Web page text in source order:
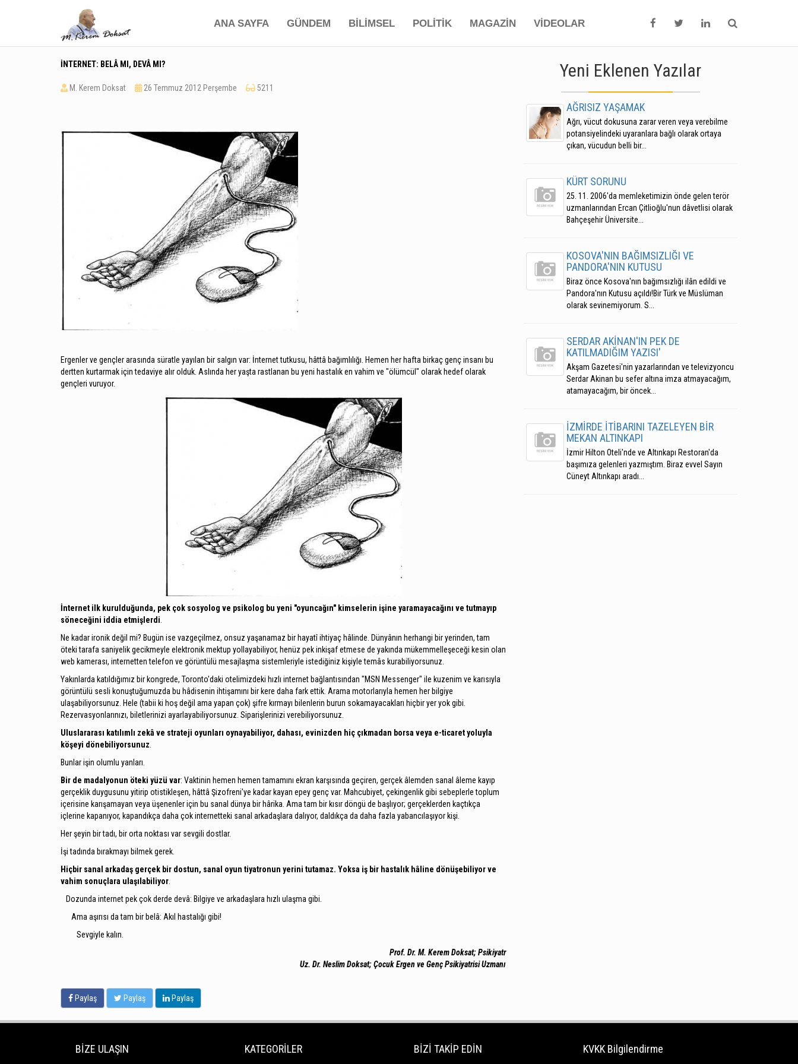
ANA SAYFA GÜNDEM BİLİMSEL POLİTİK MAGAZİN VİDEOLAR
İNTERNET: BELÂ MI, DEVÂ MI?
M. Kerem Doksat 26 Temmuz 2012 Perşembe 5211
Ergenler ve gençler arasında süratle yayılan bir salgın var: İnternet tutkusu, hâttâ bağımlılığı. Hemen her hafta birkaç genç insanı bu
dertten kurtarmak için tedaviye alır olduk. Aslında her yaşta rastlanan bu yeni hastalık en vahim ve "ölümcül" olarak hedef olarak
gençleri vuruyor.
İnternet ilk kurulduğunda, pek çok sosyolog ve psikolog bu yeni "oyuncağın" kimselerin işine yaramayacağını ve tutmayıp
söneceğini iddia etmişlerdi
Ne kadar ironik değil mi? Bugün ise vazgeçilmez, onsuz yaşanamaz bir hayatî ihtiyaç hâlinde. Dünyânın herhangi bir yerinden, tam
öteki tarafa saniyelik gecikmeyle elektronik mektup yollayabiliyor, henüz pek inkişaf etmese de yakında mükemmelleşeceği kesin olan
web kamerası, internetten telefon ve görüntülü mesajlaşma sistemleriyle istediğiniz kişiyle temâs kurabiliyorsunuz.
Yakınlarda katıldığımız bir kongrede, Toronto'daki otelimizdeki hızlı internet bağlantısından "MSN Messenger" ile kuzenim ve karısıyla
görüntülü sesli konuştuğumuzda bu hâdisenin ihtişamını bir kere daha fark ettik. Arama motorlarıyla hemen her bilgiye
ulaşabiliyorsunuz. Hele (tabii ki hoş değil ama yapan çok) şifre kırmayı bilenlerin burun sokamayacakları hiçbir yer yok gibi.
Rezervasyonlarınızı, biletlerinizi ayarlayabiliyorsunuz. Siparişlerinizi verebiliyorsunuz.
Uluslararası katılımlı zekâ ve strateji oyunları oynayabiliyor, dahası, evinizden hiç çıkmadan borsa veya e-ticaret yoluyla
köşeyi dönebiliyorsunuz
Bunlar işin olumlu yanları.
Bir de madalyonun öteki yüzü var: Vaktinin hemen hemen tamamını ekran karşısında geçiren, gerçek âlemden sanal âleme kayıp
gerçeklik duygusunu yitirip otistikleşen, hâttâ Şizofreni'ye kadar kayan epey genç var. Mahcubiyet, çekingenlik gibi sebeplerle toplum
içerisine karışamayan veya üşenenler için bu sanal dünya bir hârika. Ama tam bir kısır döngü de başlıyor; gerçeklerden kaçtıkça
içlerine kapanıyor, kapandıkça daha çok internetteki sanal arkadaşlara dalıyor, daldıkça da daha fazla yabancılaşıyor kişi.
Her şeyin bir tadı, bir orta noktası var sevgili dostlar.
İşi tadında bırakmayı bilmek gerek.
Hiçbir sanal arkadaş gerçek bir dostun, sanal oyun tiyatronun yerini tutamaz. Yoksa iş bir hastalık hâline dönüşebiliyor ve
vahim sonuçlara ulaşılabiliyor
Dozunda internet pek çok derde devâ: Bilgiye ve arkadaşlara hızlı ulaşma gibi.
Ama aşırısı da tam bir belâ: Akıl hastalığı gibi!
Sevgiyle kalın.
Prof. Dr. M. Kerem Doksat; Psikiyatr
Uz. Dr. Neslim Doksat; Çocuk Ergen ve Genç Psikiyatrisi Uzmanı
Paylaş Paylaş Paylaş
Yeni Eklenen Yazılar
AĞRISIZ YAŞAMAK
Ağrı, vücut dokusuna zarar veren veya verebilme
potansiyelindeki uyaranlara bağlı olarak ortaya
çıkan, vücudun belli bir...
KÜRT SORUNU
25. 11. 2006'da memleketimizin önde gelen terör
uzmanlarından Ercan Çitlioğlu'nun dâvetlisi olarak
Bahçeşehir Üniversite...
KOSOVA'NIN BAĞIMSIZLIĞI VE
PANDORA'NIN KUTUSU
Biraz önce Kosova'nın bağımsızlığı ilân edildi ve
Pandora'nın Kutusu açıldı!Bir Türk ve Müslüman
olarak sevinemiyorum. S...
SERDAR AKİNAN'IN PEK DE
KATILMADIĞIM YAZISI'
Akşam Gazetesi'nin yazarlarından ve televizyoncu
Serdar Akinan bu sefer altına imza atmayacağım,
atamayacağım, bir öncek...
İZMİRDE İTİBARINI TAZELEYEN BİR
MEKAN ALTINKAPI
İzmir Hilton Oteli'nde ve Altınkapı Restoran'da
başımıza gelenleri yazmıştım. Biraz evvel Sayın
Cüneyt Altınkapı aradı...
BİZE ULAŞIN KATEGORİLER BİZİ TAKİP EDİN KVKK Bilgilendirme